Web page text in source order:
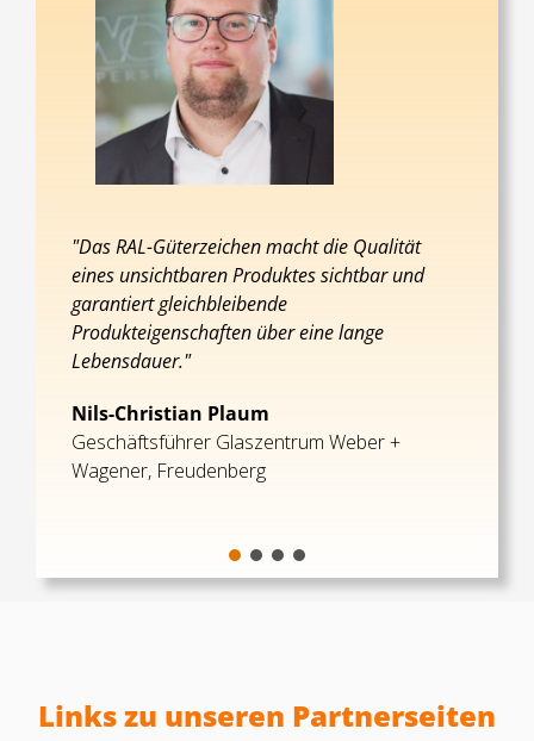
"Das RAL-Güterzeichen macht die Qualität
eines unsichtbaren Produktes sichtbar und
garantiert gleichbleibende
Produkteigenschaften über eine lange
Lebensdauer."
Nils-Christian Plaum
Geschäftsführer Glaszentrum Weber +
Wagener, Freudenberg
Links zu unseren Partnerseiten